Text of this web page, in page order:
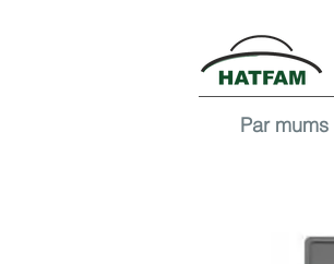
Par mums